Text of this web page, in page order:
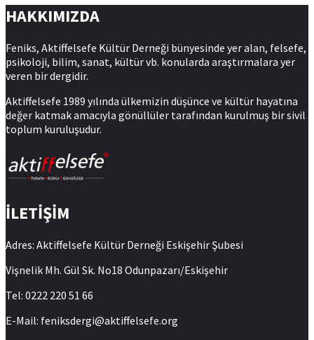
HAKKIMIZDA
Feniks, Aktiffelsefe Kültür Derneği bünyesinde yer alan, felsefe,
psikoloji, bilim, sanat, kültür vb. konularda araştırmalara yer
veren bir dergidir.
Aktiffelsefe 1989 yılında ülkemizin düşünce ve kültür hayatına
değer katmak amacıyla gönüllüler tarafından kurulmuş bir sivil
toplum kuruluşudur.
İLETİŞİM
Adres: Aktiffelsefe Kültür Derneği Eskişehir Şubesi
Vişnelik Mh. Gül Sk. No18 Odunpazarı/Eskişehir
Tel: 0222 220 51 66
E-Mail: feniksdergi@aktiffelsefe.org